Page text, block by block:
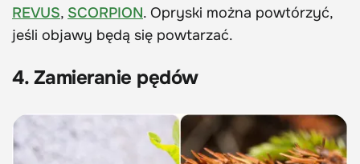
REVUS, SCORPION. Opryski można powtórzyć,
jeśli objawy będą się powtarzać.
4. Zamieranie pędów